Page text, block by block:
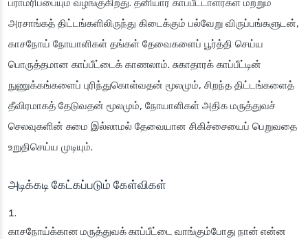
பராமரிப்பையும் வழங்குகிறது. தனியார் காப்பீட்டாளர்கள் மற்றும்
அரசாங்கத் திட்டங்களிலிருந்து கிடைக்கும் பல்வேறு விருப்பங்களுடன்,
காசநோய் நோயாளிகள் தங்கள் தேவைகளைப் பூர்த்தி செய்ய
பொருத்தமான காப்பீட்டைக் காணலாம். சுகாதாரக் காப்பீட்டின்
நுணுக்கங்களைப் புரிந்துகொள்வதன் மூலமும், சிறந்த திட்டங்களைத்
தீவிரமாகத் தேடுவதன் மூலமும், நோயாளிகள் அதிக மருத்துவச்
செலவுகளின் சுமை இல்லாமல் தேவையான சிகிச்சையைப் பெறுவதை
உறுதிசெய்ய முடியும்.
அடிக்கடி கேட்கப்படும் கேள்விகள்
காசநோய்க்கான மருத்துவக் காப்பீட்டை வாங்கும்போது நான் என்ன